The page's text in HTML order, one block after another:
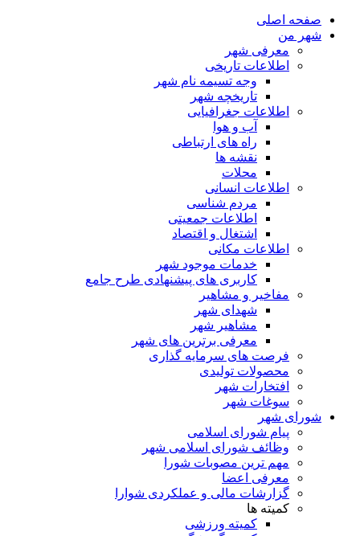
صفحه اصلی
شهر من
معرفی شهر
اطلاعات تاریخی
وجه تسیمه نام شهر
تاریخچه شهر
اطلاعات جغرافیایی
آب و هوا
راه های ارتباطی
نقشه ها
محلات
اطلاعات انسانی
مردم شناسی
اطلاعات جمعیتی
اشتغال و اقتصاد
اطلاعات مکانی
خدمات موجود شهر
کاربری های پیشنهادی طرح جامع
مفاخیر و مشاهیر
شهدای شهر
مشاهیر شهر
معرفی برترین های شهر
فرصت های سرمایه گذاری
محصولات تولیدی
افتخارات شهر
سوغات شهر
شورای شهر
پیام شورای اسلامی
وظائف شورای اسلامی شهر
مهم ترین مصوبات شورا
معرفی اعضا
گزارشات مالی و عملکردی شوارا
کمیته ها
کمیته ورزشی